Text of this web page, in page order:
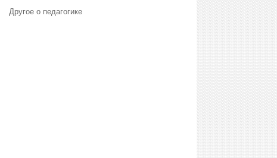
Другое о педагогике